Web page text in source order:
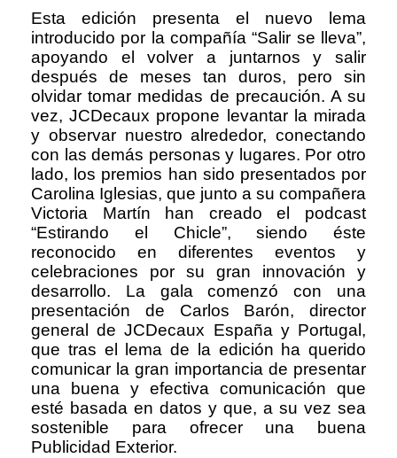
Esta edición presenta el nuevo lema
introducido por la compañía “Salir se lleva”,
apoyando el volver a juntarnos y salir
después de meses tan duros, pero sin
olvidar tomar medidas de precaución. A su
vez, JCDecaux propone levantar la mirada
y observar nuestro alrededor, conectando
con las demás personas y lugares. Por otro
lado, los premios han sido presentados por
Carolina Iglesias, que junto a su compañera
Victoria Martín han creado el podcast
“Estirando el Chicle”, siendo éste
reconocido en diferentes eventos y
celebraciones por su gran innovación y
desarrollo. La gala comenzó con una
presentación de Carlos Barón, director
general de JCDecaux España y Portugal,
que tras el lema de la edición ha querido
comunicar la gran importancia de presentar
una buena y efectiva comunicación que
esté basada en datos y que, a su vez sea
sostenible para ofrecer una buena
Publicidad Exterior.